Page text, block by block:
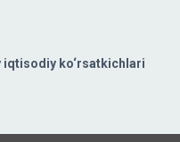
iqtisodiy ko‘rsatkichlari